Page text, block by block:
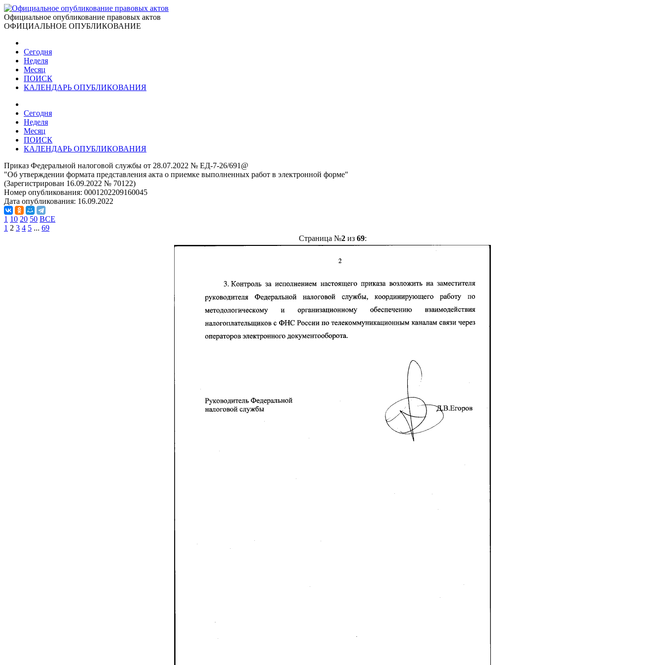
Официальное опубликование правовых актов
ОФИЦИАЛЬНОЕ ОПУБЛИКОВАНИЕ
Сегодня
Неделя
Месяц
ПОИСК
КАЛЕНДАРЬ ОПУБЛИКОВАНИЯ
Сегодня
Неделя
Месяц
ПОИСК
КАЛЕНДАРЬ ОПУБЛИКОВАНИЯ
Приказ Федеральной налоговой службы от 28.07.2022 № ЕД-7-26/691@
"Об утверждении формата представления акта о приемке выполненных работ в электронной форме"
(Зарегистрирован 16.09.2022 № 70122)
Номер опубликования: 0001202209160045
Дата опубликования: 16.09.2022
1 10 20 50 ВСЕ
1 2 3 4 5 ... 69
Страница №2из 69: